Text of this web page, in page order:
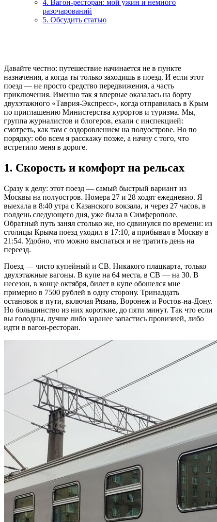
4. Вагон-ресторан: мой ужин и немного
разочарований
5. Обсудить статью
Давайте честно: путешествие начинается не в пункте
назначения, а когда ты только заходишь в поезд. И если этот
поезд — не просто средство передвижения, а часть
приключения. Именно так я впервые оказалась на борту
двухэтажного «Таврия-Экспресс», когда отправилась в Крым
по приглашению Министерства курортов и туризма. Мы,
группа журналистов и блогеров, ехали с инспекцией:
смотреть, как там с оздоровлением на полуострове. Но по
порядку: обо всем я расскажу позже, а начну с того, что
встретило меня в дороге.
1. Скорость и комфорт на рельсах
Сразу к делу: этот поезд — самый быстрый вариант из
Москвы на полуостров. Номера 27 и 28 ходят ежедневно. Я
выехала в 8:40 утра с Казанского вокзала, и через 27 часов, в
полдень следующего дня, уже была в Симферополе.
Обратный путь занял столько же, но сдвинулся по времени: из
столицы Крыма поезд уходил в 17:10, а прибывал в Москву в
21:54. Удобно, что можно выспаться и не тратить день на
переезд.
Поезд — чисто купейный и СВ. Никакого плацкарта, только
двухэтажные вагоны. В купе на 64 места, в СВ — на 30. В
несезон, в конце октября, билет в купе обошелся мне
примерно в 7500 рублей в одну сторону. Тринадцать
остановок в пути, включая Рязань, Воронеж и Ростов-на-Дону.
Но большинство из них короткие, до пяти минут. Так что если
вы голодны, лучше либо заранее запастись провизией, либо
идти в вагон-ресторан.